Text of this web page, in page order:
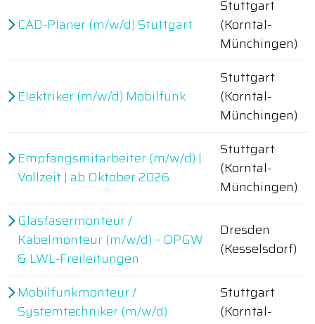
CAD-Planer (m/w/d) Stuttgart
Stuttgart
(Korntal-
Münchingen)
Elektriker (m/w/d) Mobilfunk
Stuttgart
(Korntal-
Münchingen)
Empfangsmitarbeiter (m/w/d) |
Vollzeit | ab Oktober 2026
Stuttgart
(Korntal-
Münchingen)
Glasfasermonteur /
Kabelmonteur (m/w/d) – OPGW
& LWL-Freileitungen
Dresden
(Kesselsdorf)
Mobilfunkmonteur /
Systemtechniker (m/w/d)
Stuttgart
(Korntal-